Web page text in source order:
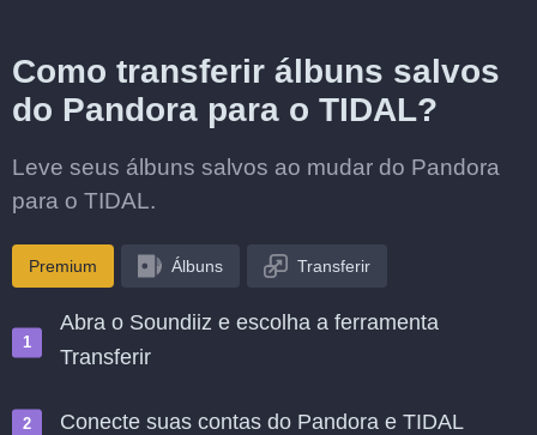
Como transferir álbuns salvos
do Pandora para o TIDAL?
Leve seus álbuns salvos ao mudar do Pandora
para o TIDAL.
Premium Álbuns Transferir
Abra o Soundiiz e escolha a ferramenta
Transferir
Conecte suas contas do Pandora e TIDAL